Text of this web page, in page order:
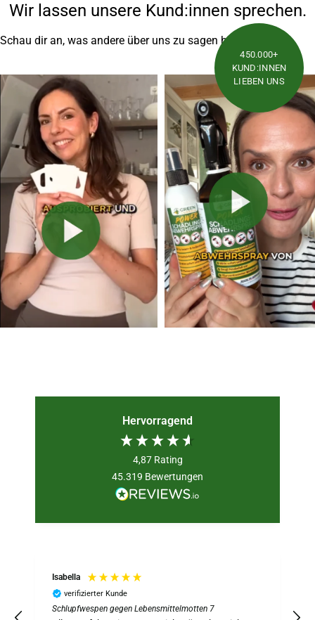
Wir lassen unsere Kund:innen sprechen.
Schau dir an, was andere über uns zu sagen haben
450.000+
KUND:INNEN
LIEBEN UNS
Hervorragend
4,87 Rating
45.319 Bewertungen
Isabella
verifizierter Kunde
Schlupfwespen gegen Lebensmittelmotten 7